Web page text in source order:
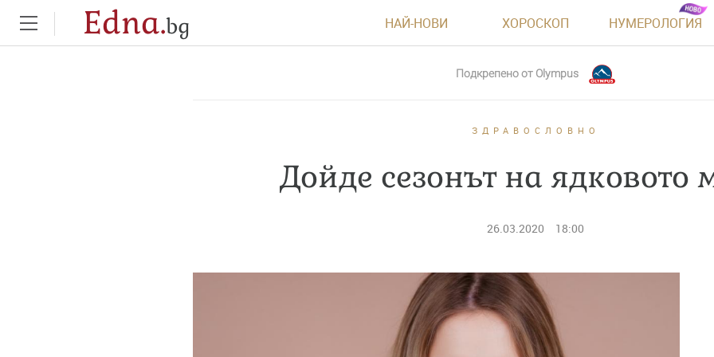
Edna.bg НАЙ-НОВИ ХОРОСКОП НУМЕРОЛОГИЯ
Подкрепено от Olympus
ЗДРАВОСЛОВНО
Дойде сезонът на ядковото
26.03.2020 18:00